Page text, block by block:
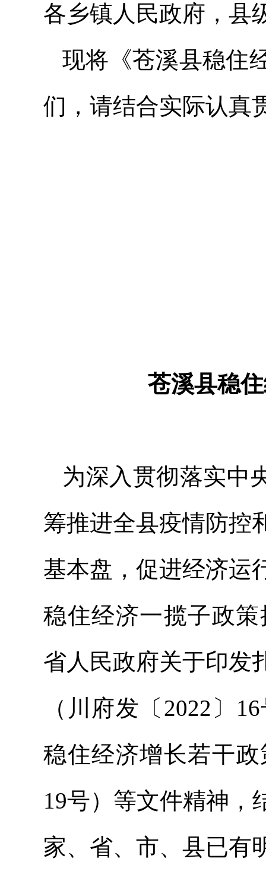
各乡镇人民政府，县
现将《苍溪县稳住
们，请结合实际认真
苍溪县稳
为深入贯彻落实中
筹推进全县疫情防控
基本盘，促进经济运
稳住经济一揽子政
省人民政府关于印发
（川府发〔2022〕
稳住经济增长若干
19号）等文件精神，
家、省、市、县已有